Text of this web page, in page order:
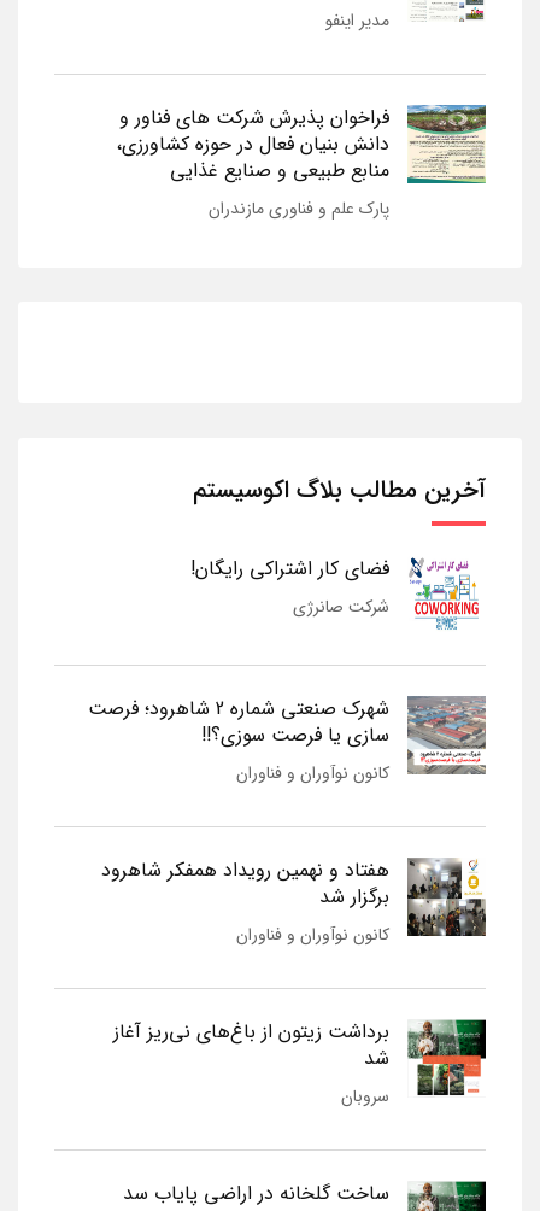
مدیر اینفو
فراخوان پذیرش شرکت های فناور و
دانش بنیان فعال در حوزه کشاورزی،
منابع طبیعی و صنایع غذایی
پارک علم و فناوری مازندران
آخرین مطالب بلاگ اکوسیستم
فضای کار اشتراکی رایگان!
شرکت صانرژی
شهرک صنعتی شماره 2 شاهرود؛ فرصت
سازی یا فرصت سوزی؟!!
کانون نوآوران و فناوران
هفتاد و نهمین رویداد همفکر شاهرود
برگزار شد
کانون نوآوران و فناوران
برداشت زیتون از باغ‌های نی‌ریز آغاز
شد
سروبان
ساخت گلخانه در اراضی پایاب سد